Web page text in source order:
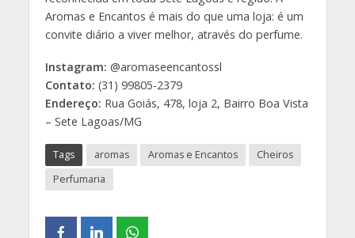
Aromas e Encantos é mais do que uma loja: é um
convite diário a viver melhor, através do perfume.
Instagram: @aromaseencantossl
Contato: (31) 99805-2379
Endereço: Rua Goiás, 478, loja 2, Bairro Boa Vista
– Sete Lagoas/MG
Tags aromas Aromas e Encantos
Cheiros
Perfumaria